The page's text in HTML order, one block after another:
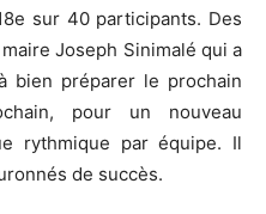
sur 40 participants. Des
Joseph Sinimalé qui a
bien préparer le prochain
pour un nouveau
rythmique par équipe. Il
de succès.